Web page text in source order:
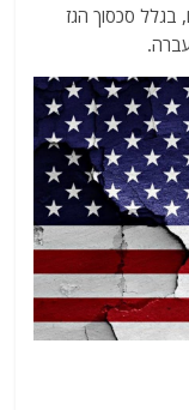
בגלל סכסוך הגז